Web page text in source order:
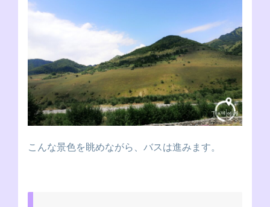
こんな景色を眺めながら、バスは進みます。